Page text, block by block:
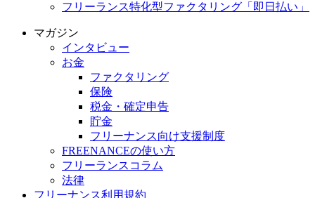
フリーランス特化型ファクタリング「即日払い」
マガジン
インタビュー
お金
ファクタリング
保険
税金・確定申告
貯金
フリーナンス向け支援制度
FREENANCEの使い方
フリーランスコラム
法律
フリーナンス利用規約